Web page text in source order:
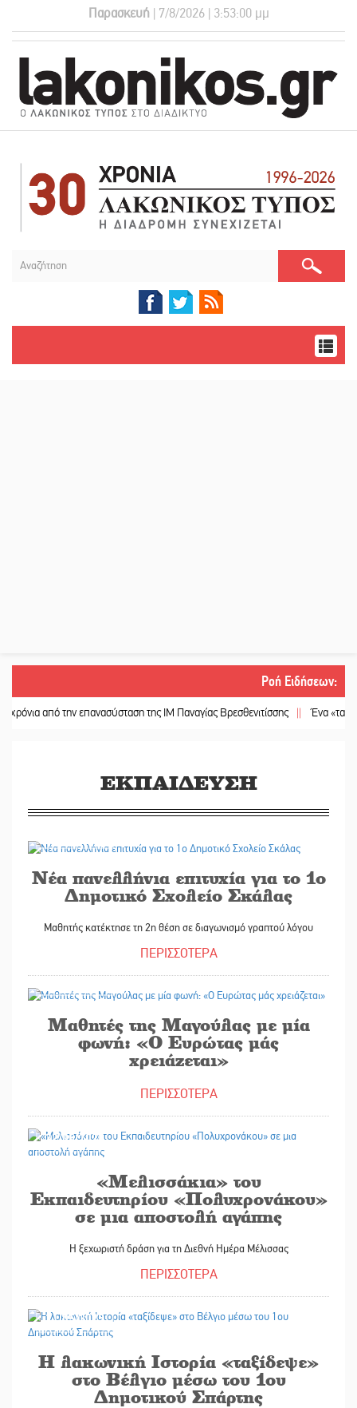
Παρασκευή | 7/8/2026 | 3:53:01 μμ
Ροή Ειδήσεων:
από την επανασύσταση της ΙΜ Παναγίας Βρεσθενιτίσσης || Ένα «ταξίδι»
ΕΚΠΑΙΔΕΥΣΗ
Νέα πανελλήνια επιτυχία για το 1ο
Δημοτικό Σχολείο Σκάλας
Μαθητής κατέκτησε τη 2η θέση σε διαγωνισμό γραπτού λόγου
ΠΕΡΙΣΣΟΤΕΡΑ
Μαθητές της Μαγούλας με μία
φωνή: «Ο Ευρώτας μάς
χρειάζεται»
ΠΕΡΙΣΣΟΤΕΡΑ
22/05/2025
«Μελισσάκια» του
Εκπαιδευτηρίου «Πολυχρονάκου»
σε μια αποστολή αγάπης
Η ξεχωριστή δράση για τη Διεθνή Ημέρα Μέλισσας
ΠΕΡΙΣΣΟΤΕΡΑ
21/05/2025
Η λακωνική Ιστορία «ταξίδεψε»
στο Βέλγιο μέσω του 1ου
Δημοτικού Σπάρτης